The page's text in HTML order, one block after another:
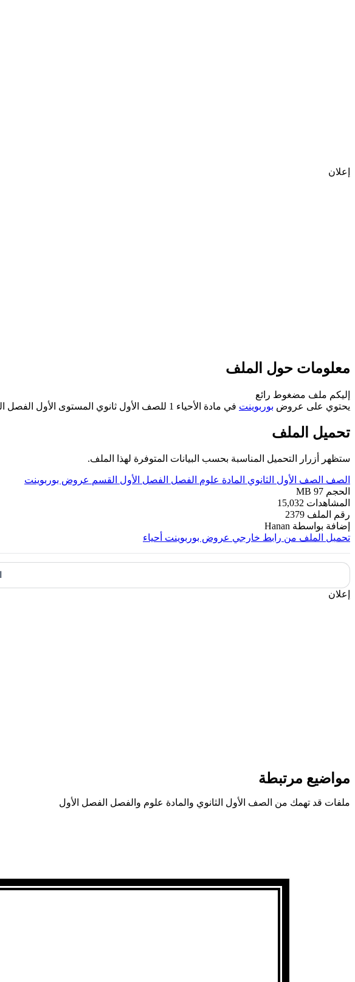
إعلان
معلومات حول الملف
إليكم ملف مضغوط رائع
يحتوي على عروض بوربوينت في مادة الأحياء 1 للصف الأول ثانوي المستوى الأول الفصل الدراسي الأول وفق المنهاج السعودي الحديث 2019/2020
تحميل الملف
ستظهر أزرار التحميل المناسبة بحسب البيانات المتوفرة لهذا الملف.
الصف الصف الأول الثانوي المادة علوم الفصل الفصل الأول القسم عروض بوربوينت
الحجم 97 MB
المشاهدات 15,032
رقم الملف 2379
إضافة بواسطة Hanan
تحميل الملف من رابط خارجي عروض بوربوينت أحياء
إعلان
مواضيع مرتبطة
ملفات قد تهمك من الصف الأول الثانوي والمادة علوم والفصل الفصل الأول